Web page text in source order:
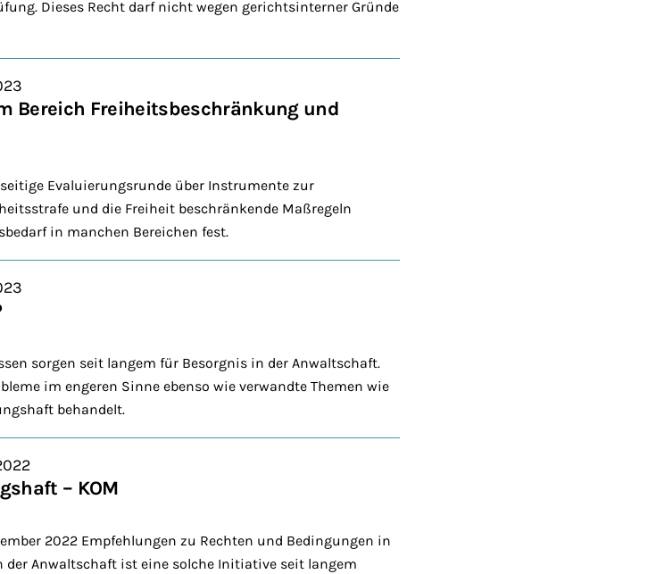
Dieses Recht darf nicht wegen gerichtsinterner Gründe
Bereich Freiheitsbeschränkung und
Evaluierungsrunde über Instrumente zur
und die Freiheit beschränkende Maßregeln
in manchen Bereichen fest.
sorgen seit langem für Besorgnis in der Anwaltschaft.
im engeren Sinne ebenso wie verwandte Themen wie
behandelt.
– KOM
2022 Empfehlungen zu Rechten und Bedingungen in
der Anwaltschaft ist eine solche Initiative seit langem